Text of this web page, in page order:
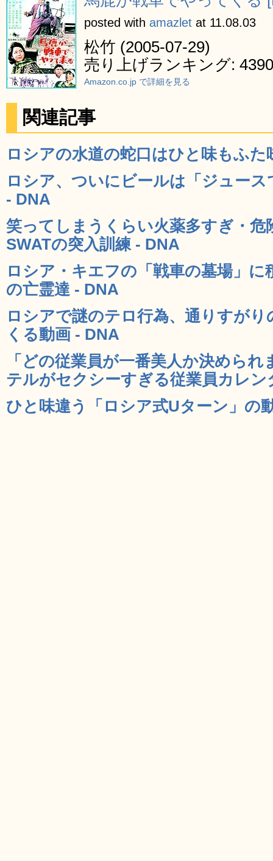
posted with amazlet at 11.08.03
松竹 (2005-07-29)
売り上げランキング:
Amazon.co.jp で詳細を見る
関連記事
ロシアの水道の蛇口はひと味もふ
ロシア、ついにビールは「ジュー
- DNA
笑ってしまうくらい火薬多すぎ・危
SWATの突入訓練 - DNA
ロシア・キエフの「戦車の墓場」
の亡霊達 - DNA
ロシアで謎のテロ行為、通りすが
くる動画 - DNA
「どの従業員が一番美人か決めら
テルがセクシーすぎる従業員カレン
ひと味違う「ロシア式Uターン」の